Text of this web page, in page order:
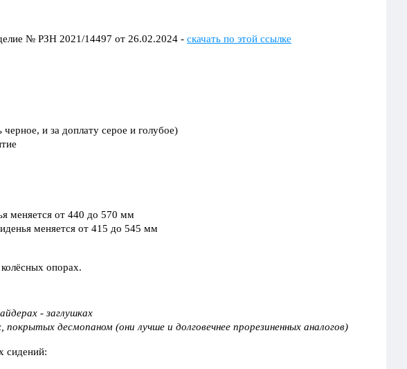
№ РЗН 2021/14497 от 26.02.2024 - скачать по этой ссылке
и за доплату серое и голубое)
меняется от 440 до 570 мм
меняется от 415 до 545 мм
опорах.
- заглушках
десмопаном (они лучше и долговечнее прорезиненных аналогов)
сидений: